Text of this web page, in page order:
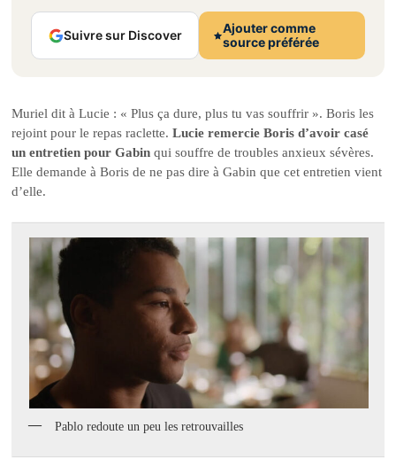
Suivre sur Discover
Ajouter comme
source préférée
Muriel dit à Lucie : « Plus ça dure, plus tu vas souffrir ». Boris les
rejoint pour le repas raclette.Lucie remercie Boris d’avoir casé
un entretien pour Gabin qui souffre de troubles anxieux sévères.
Elle demande à Boris de ne pas dire à Gabin que cet entretien vient
d’elle.
Pablo redoute un peu les retrouvailles